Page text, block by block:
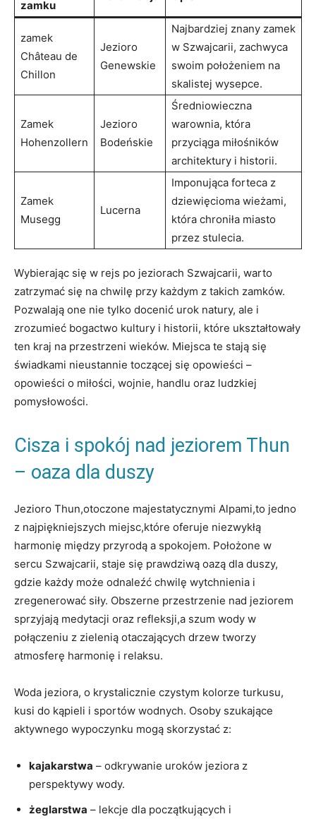
zamku
zamek
Château de
Chillon
Jezioro
Genewskie
Najbardziej znany zamek
w Szwajcarii, zachwyca
swoim położeniem na
skalistej wysepce.
Zamek
Hohenzollern
Jezioro
Bodeńskie
Średniowieczna
warownia, która
przyciąga miłośników
architektury i historii.
Zamek
Musegg
Lucerna
Imponująca forteca z
dziewięcioma wieżami,
która chroniła miasto
przez stulecia.
Wybierając się w rejs po jeziorach Szwajcarii, warto
zatrzymać się na chwilę przy każdym z takich zamków.
Pozwalają one nie tylko docenić urok natury, ale i
zrozumieć bogactwo kultury i historii, które ukształtowały
ten kraj na przestrzeni wieków. Miejsca te stają się
świadkami nieustannie toczącej się opowieści –
opowieści o miłości, wojnie, handlu oraz ludzkiej
pomysłowości.
Cisza i spokój nad jeziorem Thun
– oaza dla duszy
Jezioro Thun,otoczone majestatycznymi Alpami,to jedno
z najpiękniejszych miejsc,które oferuje niezwykłą
harmonię między przyrodą a spokojem. Położone w
sercu Szwajcarii, staje się prawdziwą oazą dla duszy,
gdzie każdy może odnaleźć chwilę wytchnienia i
zregenerować siły. Obszerne przestrzenie nad jeziorem
sprzyjają medytacji oraz refleksji,a szum wody w
połączeniu z zielenią otaczających drzew tworzy
atmosferę harmonię i relaksu.
Woda jeziora, o krystalicznie czystym kolorze turkusu,
kusi do kąpieli i sportów wodnych. Osoby szukające
aktywnego wypoczynku mogą skorzystać z:
kajakarstwa – odkrywanie uroków jeziora z
perspektywy wody.
żeglarstwa – lekcje dla początkujących i